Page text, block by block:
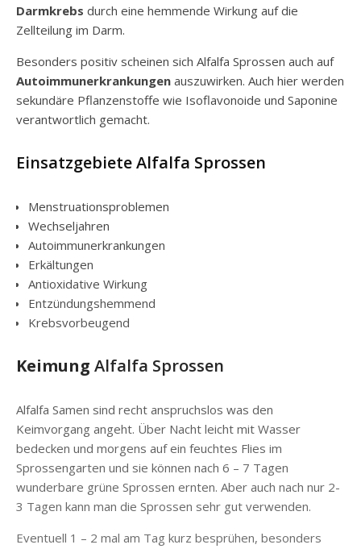
Darmkrebs durch eine hemmende Wirkung auf die
Zellteilung im Darm.
Besonders positiv scheinen sich Alfalfa Sprossen auch auf
Autoimmunerkrankungen auszuwirken. Auch hier werden
sekundäre Pflanzenstoffe wie Isoflavonoide und Saponine
verantwortlich gemacht.
Einsatzgebiete Alfalfa Sprossen
Menstruationsproblemen
Wechseljahren
Autoimmunerkrankungen
Erkältungen
Antioxidative Wirkung
Entzündungshemmend
Krebsvorbeugend
Keimung Alfalfa Sprossen
Alfalfa Samen sind recht anspruchslos was den
Keimvorgang angeht. Über Nacht leicht mit Wasser
bedecken und morgens auf ein feuchtes Flies im
Sprossengarten und sie können nach 6 – 7 Tagen
wunderbare grüne Sprossen ernten. Aber auch nach nur 2-
3 Tagen kann man die Sprossen sehr gut verwenden.
Eventuell 1 – 2 mal am Tag kurz besprühen, besonders